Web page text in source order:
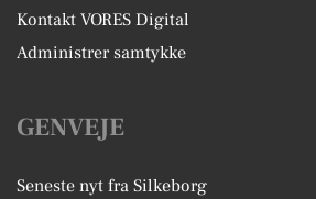
Kontakt VORES Digital
Administrer samtykke
GENVEJE
Seneste nyt fra Silkeborg